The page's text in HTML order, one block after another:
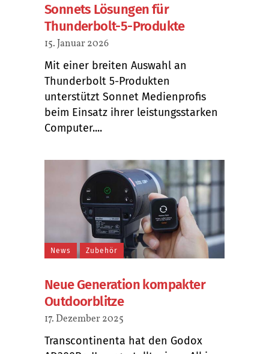
Sonnets Lösungen für
Thunderbolt-5-Produkte
15. Januar 2026
Mit einer breiten Auswahl an
Thunderbolt 5-Produkten
unterstützt Sonnet Medienprofis
beim Einsatz ihrer leistungsstarken
Computer....
News Zubehör
Neue Generation kompakter
Outdoorblitze
17. Dezember 2025
Transcontinenta hat den Godox